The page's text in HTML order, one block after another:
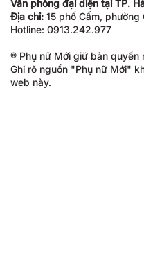
Địa chỉ: 15 phố Cấm, phường
Hotline: 0913.242.977
® Phụ nữ Mới giữ bản quyền
Ghi rõ nguồn "Phụ nữ Mới"
web này.